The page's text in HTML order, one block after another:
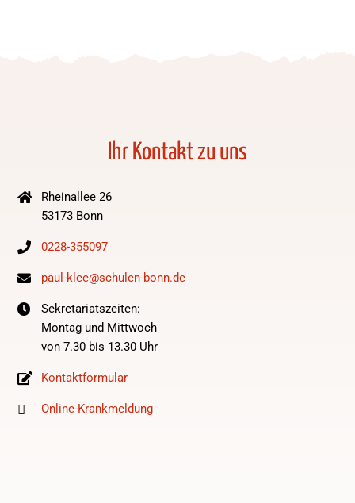
Ihr Kontakt zu uns
Rheinallee 26
53173 Bonn
0228-355097
paul-klee@schulen-bonn.de
Sekretariatszeiten:
Montag und Mittwoch
von 7.30 bis 13.30 Uhr
Kontaktformular
Online-Krankmeldung